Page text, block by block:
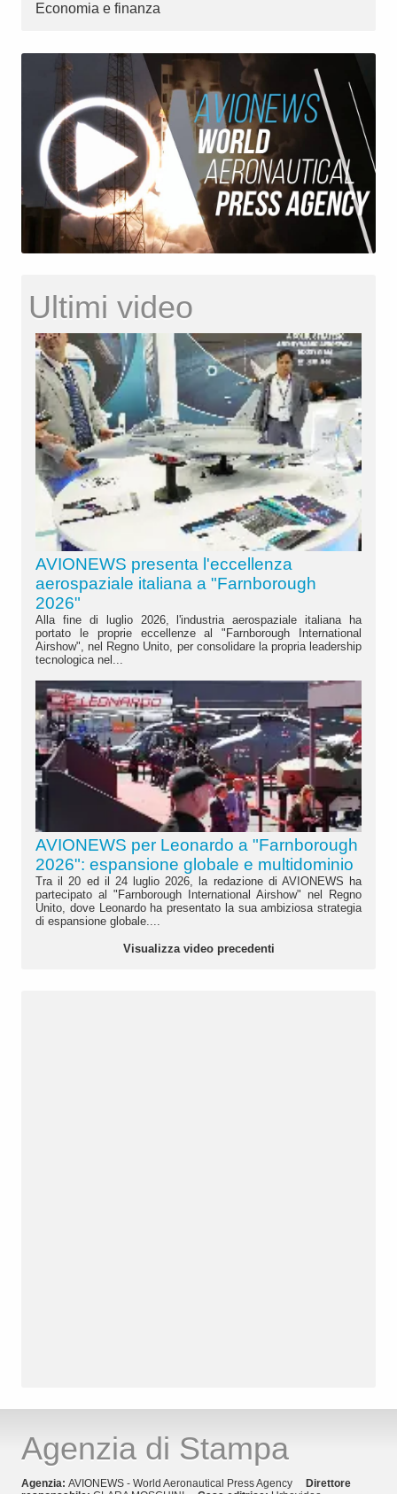
Economia e finanza
Ultimi video
AVIONEWS presenta l'eccellenza
aerospaziale italiana a "Farnborough
2026"
Alla fine di luglio 2026, l'industria aerospaziale italiana ha
portato le proprie eccellenze al "Farnborough International
Airshow", nel Regno Unito, per consolidare la propria leadership
tecnologica nel...
AVIONEWS per Leonardo a "Farnborough
2026": espansione globale e multidominio
Tra il 20 ed il 24 luglio 2026, la redazione di AVIONEWS ha
partecipato al "Farnborough International Airshow" nel Regno
Unito, dove Leonardo ha presentato la sua ambiziosa strategia
di espansione globale....
Visualizza video precedenti
Agenzia di Stampa
Agenzia: AVIONEWS - World Aeronautical Press Agency
Direttore